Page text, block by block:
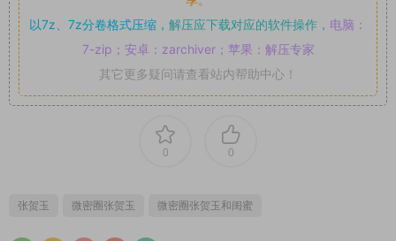
以7z、7z分卷格式压缩， 解压应下载对应的软件操作， 电脑：
7-zip；安卓：zarchiver；苹果：解压专家
其它更多疑问请查看站内帮助中心！
0 0
张贺玉 微密圈张贺玉 微密圈张贺玉和闺蜜